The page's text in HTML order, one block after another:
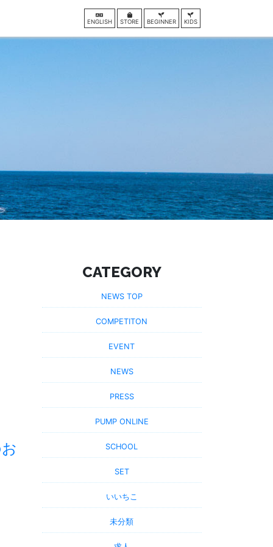
ENGLISH STORE BEGINNER KIDS
CATEGORY
NEWS TOP
COMPETITON
EVENT
NEWS
PRESS
PUMP ONLINE
SCHOOL
SET
いいちこ
未分類